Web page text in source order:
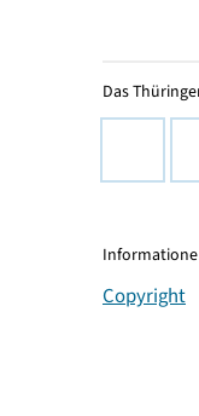
Das
Copyright